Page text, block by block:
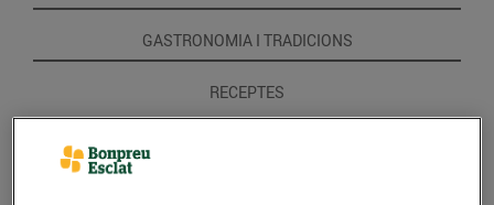
GASTRONOMIA I TRADICIONS
RECEPTES